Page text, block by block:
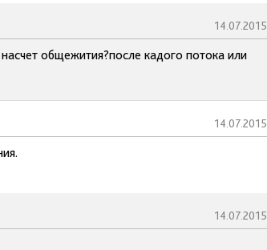
14.07.2015
общежития?после кадого потока или
14.07.2015
14.07.2015